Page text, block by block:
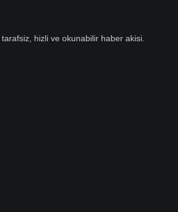
hizli ve okunabilir haber akisi.